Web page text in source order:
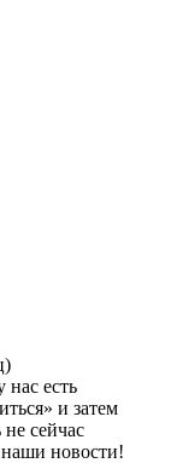
нас есть
и затем
не сейчас
новости!